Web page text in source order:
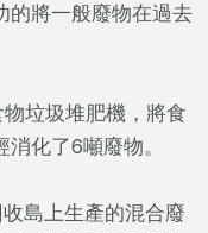
的將一般廢物在過去
垃圾堆肥機，將食
化了6噸廢物。
島上生產的混合廢